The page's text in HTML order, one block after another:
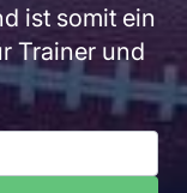
ist somit ein
Trainer und